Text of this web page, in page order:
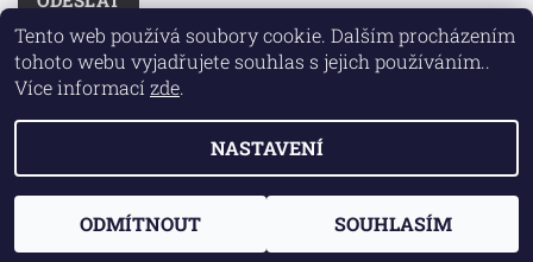
© Independent Solution, 2025
Fotografie / Photographs © Antonin Kratochvil
Text © Independent Solution, Kratochvíl, Persson
Design © Atelijeur Půda
Tento web používá soubory cookie. Dalším procházením
tohoto webu vyjadřujete souhlas s jejich používáním..
Více informací zde.
NASTAVENÍ
ODMÍTNOUT SOUHLASÍM